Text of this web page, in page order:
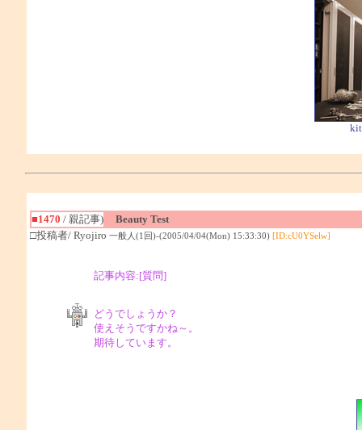
■1470 / 親記事)
Beauty Test
□投稿者/ Ryojiro 一般人(1回)-(2005/04/04(Mon) 15:33:30) [ID:cU0YSelw]
記事内容:[質問]
どうでしょうか？
使えそうですかね～。
期待しています。